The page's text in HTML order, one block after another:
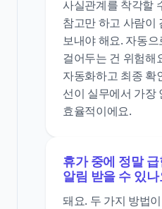
사실관계를 착각할
참고만 하고 사람이
보내야 해요. 자동
걸어두는 건 위험해
자동화하고 최종 확
선이 실무에서 가장
효율적이에요.
휴가 중에 정말
알림 받을 수 있나
돼요. 두 가지 방법